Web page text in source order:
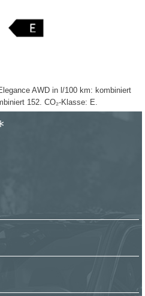
AWD in l/100 km: kombiniert
152. CO₂-Klasse: E.